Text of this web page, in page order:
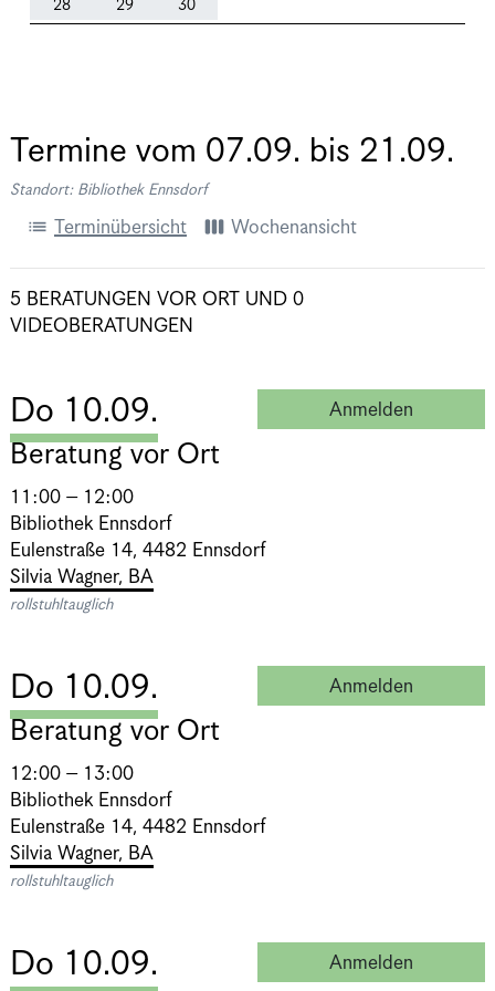
28 29 30
Termine vom 07.09. bis 21.09.
Standort: Bibliothek Ennsdorf
list Terminübersicht view_week Wochenansicht
5 BERATUNGEN VOR ORT UND 0
VIDEOBERATUNGEN
Do 10.09. Anmelden
Beratung vor Ort
11:00 – 12:00
Bibliothek Ennsdorf
Eulenstraße 14, 4482 Ennsdorf
Silvia Wagner, BA
rollstuhltauglich
Do 10.09. Anmelden
Beratung vor Ort
12:00 – 13:00
Bibliothek Ennsdorf
Eulenstraße 14, 4482 Ennsdorf
Silvia Wagner, BA
rollstuhltauglich
Do 10.09. Anmelden